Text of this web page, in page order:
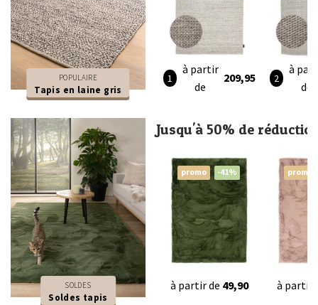
POPULAIRE
Tapis en laine gris
à partir
de
209,95
à
de
SOLDES
Soldes tapis
Jusqu'à 50% de
promo -41%
à partir de 49,90
promo
à partir